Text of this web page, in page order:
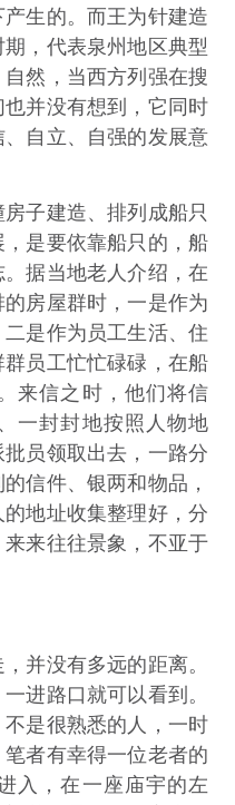
生的。而王为针建造
，代表泉州地区典型
然，当西方列强在搜
并没有想到，它同时
自立、自强的发展意
子建造、排列成船只
是要依靠船只的，船
据当地老人介绍，在
房屋群时，一是作为
是作为员工生活、住
员工忙忙碌碌，在船
来信之时，他们将信
一封封地按照人物地
员领取出去，一路分
信件、银两和物品，
地址收集整理好，分
来往往景象，不亚于
没有多远的距离。
进路口就可以看到。
是很熟悉的人，一时
者有幸得一位老者的
入，在一座庙宇的左